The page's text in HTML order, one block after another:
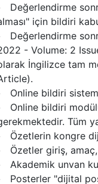
Değerlendirme
için bildiri
Değerlendirme
- Volume: 2
İngilizce tam
Online bildiri
Online bildiri
Tüm
Özetlerin kongre
Özetler giriş,
Akademik unvan
Posterler "dijital
26
Mayıs
Kongre
Tarihi